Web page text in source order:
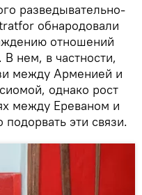
разведывательно-
обнародовали
отношений
нем, в частности,
между Арменией и
однако рост
между Ереваном и
эти связи.